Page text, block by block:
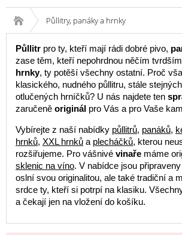
Půllitry, panáky a hrnky
Půllitr pro ty, kteří mají rádi dobré pivo,
zase těm, kteří nepohrdnou něčím
hrnky, ty potěší všechny ostatní. Proč
klasického, nudného půllitru, stále
otlučených hrníčků? U nás najdete ten
zaručeně originál pro Vás a pro Vaše
Vybírejte z naší nabídky půllitrů, panáků,
hrnků, XXL hrnků a plecháčků, kterou
rozšiřujeme. Pro vášnivé vinaře máme
sklenic na víno. V nabídce jsou
oslní svou originalitou, ale také tradiční a
srdce ty, kteří si potrpí na klasiku.
a čekají jen na vložení do košíku.